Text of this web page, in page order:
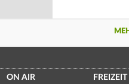
ON AIR FREIZEIT